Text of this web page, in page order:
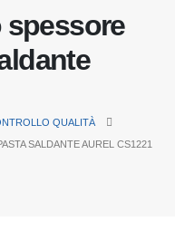
spessore
QUALITÀ
SALDANTE AUREL CS1221